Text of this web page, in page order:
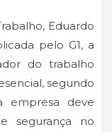
Eduardo
pelo G1, a
do trabalho
segundo
empresa deve
segurança no